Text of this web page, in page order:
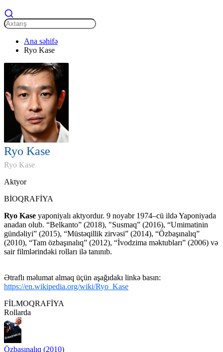
Ana səhifə
Ryo Kase
Ryo Kase
Ryo Kase
Aktyor
BİOQRAFİYA
Ryo Kase yaponiyalı aktyordur. 9 noyabr 1974–cü ildə Yaponiyada
anadan olub. “Belkanto” (2018), "Susmaq” (2016), “Umimatinin
gündəliyi” (2015), “Müstəqillik zirvəsi” (2014), “Özbaşınalıq”
(2010), “Tam özbaşınalıq” (2012), “İvodzima məktubları” (2006) və
sair filmlərindəki rolları ilə tanınıb.
Ətraflı məlumat almaq üçün aşağıdakı linkə basın:
https://en.wikipedia.org/wiki/Ryo_Kase
FİLMOQRAFİYA
Rollarda
Özbaşınalıq (2010)